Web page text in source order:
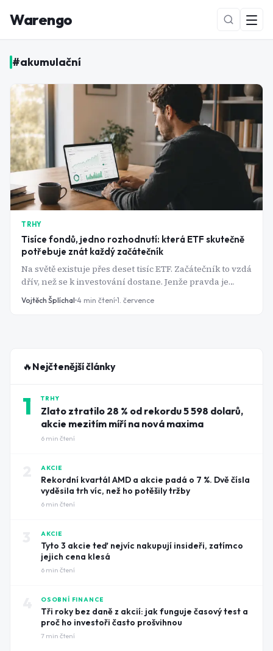
Warengo
NOVÉ
#akumulační
TRHY
Tisíce fondů, jedno rozhodnutí: která ETF skutečně
potřebuje znát každý začátečník
Na světě existuje přes deset tisíc ETF. Začátečník to vzdá
dřív, než se k investování dostane. Jenže pravda je
prostší: pro drtivou většinu investorů stačí jeden,
maximálně dva fondy. Tady jsou ty správné.
Vojtěch Šplíchal 4 min čtení 1. července
🔥 Nejčtenější články
1 TRHY
Zlato ztratilo 28 % od rekordu 5 598 dolarů,
akcie mezitím míří na nová maxima
6 min čtení
AKCIE
Rekordní kvartál AMD a akcie padá o 7 %. Dvě čísla
vyděsila trh víc, než ho potěšily tržby
6 min čtení
AKCIE
Tyto 3 akcie teď nejvíc nakupují insideři, zatímco
jejich cena klesá
6 min čtení
OSOBNÍ FINANCE
Tři roky bez daně z akcií: jak funguje časový test a
proč ho investoři často prošvihnou
7 min čtení